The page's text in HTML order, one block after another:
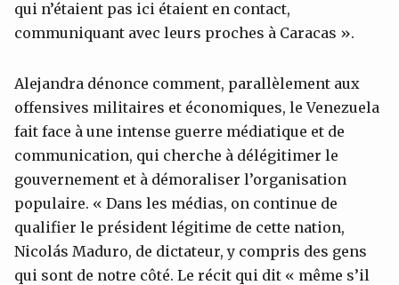
qui n’étaient pas ici étaient en contact,
communiquant avec leurs proches à Caracas ».
Alejandra dénonce comment, parallèlement aux
offensives militaires et économiques, le Venezuela
fait face à une intense guerre médiatique et de
communication, qui cherche à délégitimer le
gouvernement et à démoraliser l’organisation
populaire. « Dans les médias, on continue de
qualifier le président légitime de cette nation,
Nicolás Maduro, de dictateur, y compris des gens
qui sont de notre côté. Le récit qui dit « même s’il